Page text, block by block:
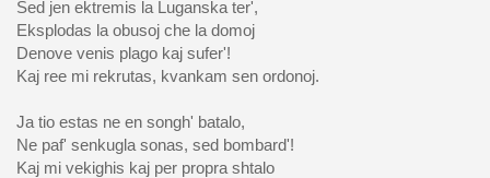
Sed jen ektremis la Luganska ter',
Eksplodas la obusoj che la domoj
Denove venis plago kaj sufer'!
Kaj ree mi rekrutas, kvankam sen ordonoj.
Ja tio estas ne en songh' batalo,
Ne paf' senkugla sonas, sed bombard'!
Kaj mi vekighis kaj per propra shtalo